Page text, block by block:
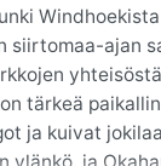
siirtomaa-ajan
tärkeä
ja kuivat
ylänkö, ja